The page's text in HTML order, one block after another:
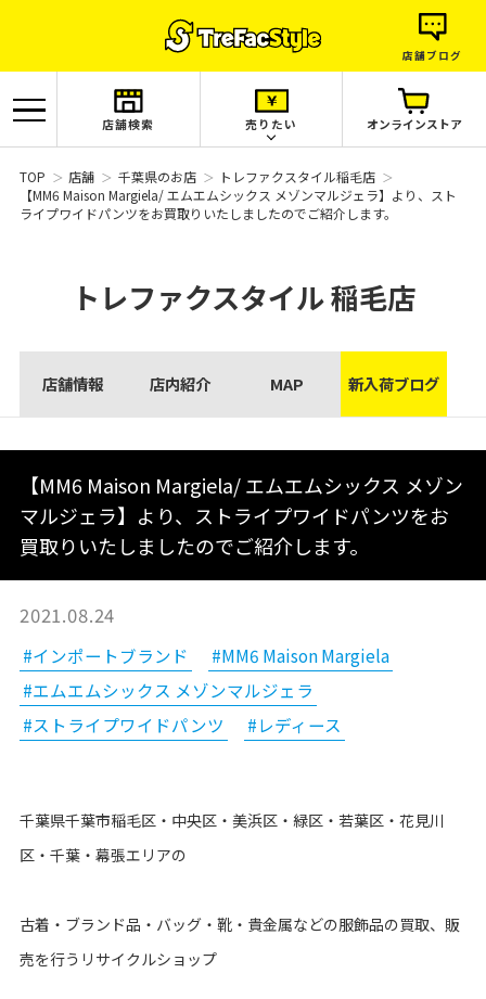
店舗ブログ
店舗検索 売りたい オンラインストア
TOP 店舗 千葉県のお店
トレファクスタイル稲毛店
【MM6 Maison Margiela/ エムエムシックス メゾンマルジェラ】より、スト
ライプワイドパンツをお買取りいたしましたのでご紹介します。
トレファクスタイル稲毛店
店舗情報 店内紹介 MAP 新入荷ブログ
【MM6 Maison Margiela/ エムエムシックス メゾン
マルジェラ】より、ストライプワイドパンツをお
買取りいたしましたのでご紹介します。
2021.08.24
#インポートブランド
#MM6 Maison Margiela
#エムエムシックス メゾンマルジェラ
#ストライプワイドパンツ
#レディース
千葉県千葉市稲毛区・中央区・美浜区・緑区・若葉区・花見川
区・千葉・幕張エリアの
古着・ブランド品・バッグ・靴・貴金属などの服飾品の買取、販
売を行うリサイクルショップ